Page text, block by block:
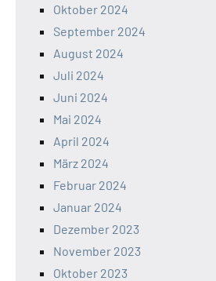
Oktober 2024
September 2024
August 2024
Juli 2024
Juni 2024
Mai 2024
April 2024
März 2024
Februar 2024
Januar 2024
Dezember 2023
November 2023
Oktober 2023